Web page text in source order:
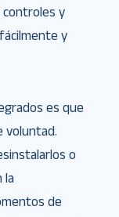
controles y
y
es que
voluntad.
o
la
de